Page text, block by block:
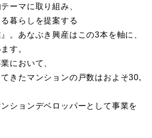
ーマに取り組み、
暮らしを提案する
。あなぶき興産はこの3本を軸に、
す。
において、
きたマンションの戸数はおよそ30,
ションデベロッパーとして事業を